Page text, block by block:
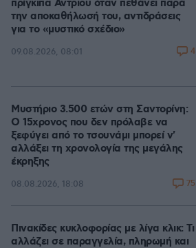
πρίγκιπα Άντριου όταν πεθάνει παρά
την αποκαθήλωσή του, αντιδράσεις
για το «μυστικό σχέδιο»
09.08.2026, 08:01 4
Μυστήριο 3.500 ετών στη Σαντορίνη:
Ο 15χρονος που δεν πρόλαβε να
ξεφύγει από το τσουνάμι μπορεί ν'
αλλάξει τη χρονολογία της μεγάλης
έκρηξης
08.08.2026, 18:08 75
Πινακίδες κυκλοφορίας με λίγα κλικ: Τι
αλλάζει σε παραγγελία, πληρωμή και